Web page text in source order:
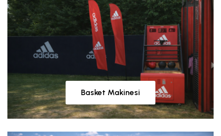
Basket Makinesi